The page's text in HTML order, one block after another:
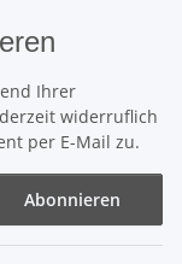
Ihrer
widerruflich
per E-Mail zu.
Abonnieren